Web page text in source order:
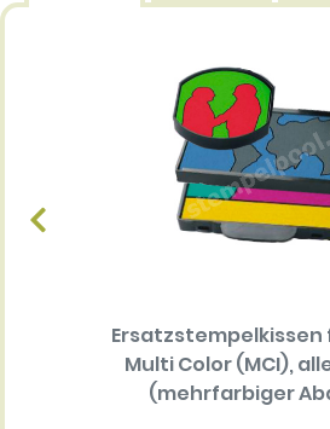
Multi Color (MCI),
(mehrfarbiger